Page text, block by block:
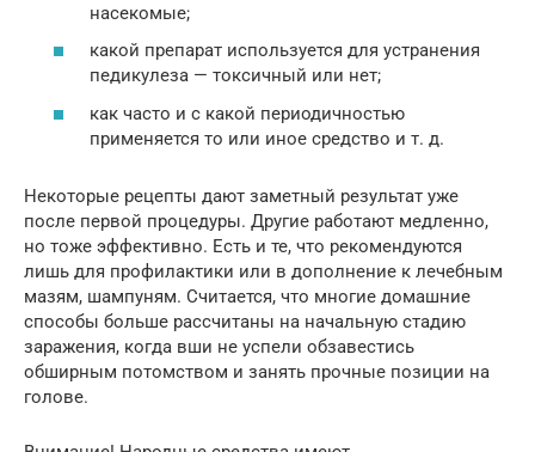
насекомые;
какой препарат используется для устранения
педикулеза — токсичный или нет;
как часто и с какой периодичностью
применяется то или иное средство и т. д.
Некоторые рецепты дают заметный результат уже
после первой процедуры. Другие работают медленно,
но тоже эффективно. Есть и те, что рекомендуются
лишь для профилактики или в дополнение к лечебным
мазям, шампуням. Считается, что многие домашние
способы больше рассчитаны на начальную стадию
заражения, когда вши не успели обзавестись
обширным потомством и занять прочные позиции на
голове.